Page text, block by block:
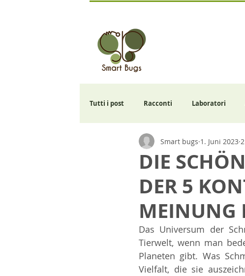
Tutti i post Racconti Laboratori
DIE
DER 5
MEINUNG
Smart bugs 1. Juni 2023
Das Universum der
Tierwelt, wenn man
Planeten gibt. Was
Vielfalt, die sie